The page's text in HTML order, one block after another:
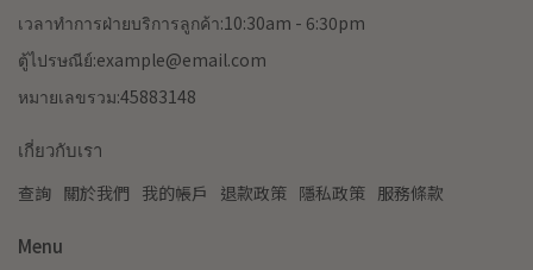
เวลาทำการฝ่ายบริการลูกค้า:10:30am - 6:30pm
ตู้ไปรษณีย์:example@email.com
หมายเลขรวม:45883148
เกี่ยวกับเรา
查詢 關於我們 我的帳戶 退款政策 隱私政策 服務條款
Menu